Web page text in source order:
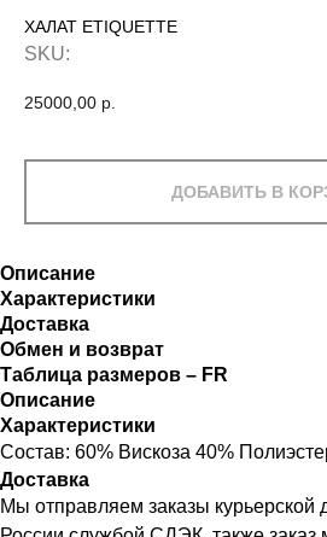
ХАЛАТ ETIQUETTE
SKU:
25000,00 р.
ДОБАВИТЬ В
Описание
Характеристики
Доставка
Обмен и возврат
Таблица размеров – FR
Описание
Характеристики
Состав: 60% Вискоза 40%
Доставка
Мы отправляем заказы курьерской